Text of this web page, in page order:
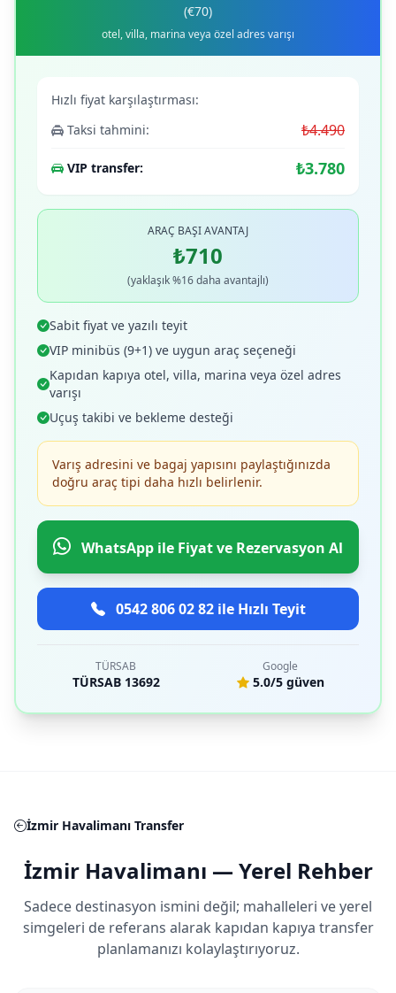
(€70)
otel, villa, marina veya özel adres varışı
Hızlı fiyat karşılaştırması:
Taksi tahmini:
₺4.490
VIP transfer: ₺3.780
ARAÇ BAŞI AVANTAJ
₺710
(yaklaşık %16 daha avantajlı)
Sabit fiyat ve yazılı teyit
VIP minibüs (9+1) ve uygun araç seçeneği
Kapıdan kapıya otel, villa, marina veya özel adres
varışı
Uçuş takibi ve bekleme desteği
Varış adresini ve bagaj yapısını paylaştığınızda
doğru araç tipi daha hızlı belirlenir.
WhatsApp ile Fiyat ve Rezervasyon Al
0542 806 02 82 ile Hızlı Teyit
TÜRSAB
TÜRSAB 13692
Google
5.0/5 güven
İzmir Havalimanı Transfer
İzmir Havalimanı — Yerel Rehber
Sadece destinasyon ismini değil; mahalleleri ve yerel
simgeleri de referans alarak kapıdan kapıya transfer
planlamanızı kolaylaştırıyoruz.